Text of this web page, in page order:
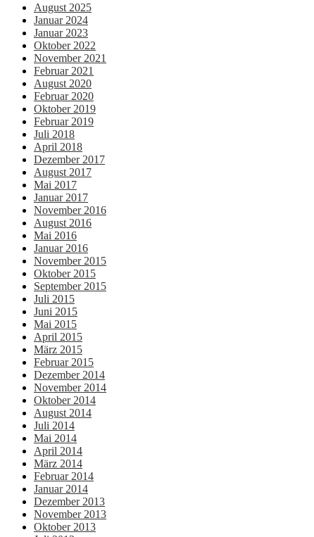
August 2025
Januar 2024
Januar 2023
Oktober 2022
November 2021
Februar 2021
August 2020
Februar 2020
Oktober 2019
Februar 2019
Juli 2018
April 2018
Dezember 2017
August 2017
Mai 2017
Januar 2017
November 2016
August 2016
Mai 2016
Januar 2016
November 2015
Oktober 2015
September 2015
Juli 2015
Juni 2015
Mai 2015
April 2015
März 2015
Februar 2015
Dezember 2014
November 2014
Oktober 2014
August 2014
Juli 2014
Mai 2014
April 2014
März 2014
Februar 2014
Januar 2014
Dezember 2013
November 2013
Oktober 2013